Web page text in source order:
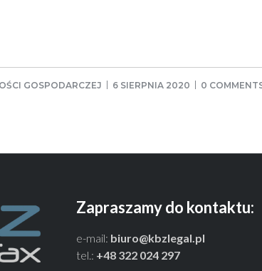
GOSPODARCZEJ 6 SIERPNIA 2020 0
Zapraszamy do kontaktu:
e-mail: biuro@kbzlegal.pl
tel.: +48 322 024 297